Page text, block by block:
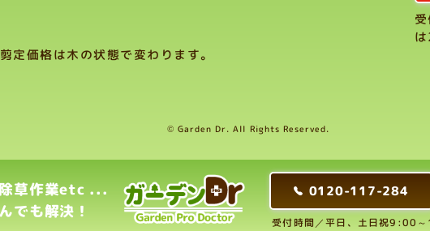
価格は木の状態で変わります。
草作業etc ...
でも解決！
0120-117-284
受付時間／平日、土日祝9:00
© Garden Dr. All Rights Reserved.